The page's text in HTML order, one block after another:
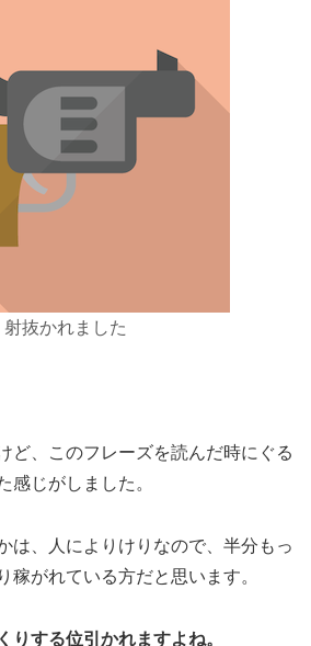
射抜かれました
ど、このフレーズを読んだ時にぐる
感じがしました。
は、人によりけりなので、半分もっ
稼がれている方だと思います。
りする位引かれますよね。